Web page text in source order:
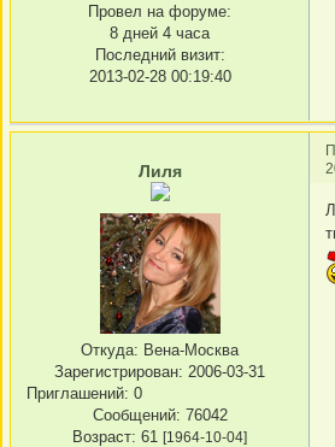
Провел на форуме:
8 дней 4 часа
Последний визит:
2013-02-28 00:19:40
Лиля
Откуда: Вена-Москва
Зарегистрирован: 2006-03-31
Приглашений: 0
Сообщений: 76042
Возраст: 61 [1964-10-04]